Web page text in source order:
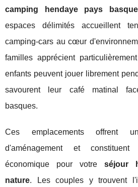
camping hendaye pays basque
espaces délimités accueillent
camping-cars au cœur
familles apprécient
enfants peuvent jouer librement
savourent leur café matinal
basques.
Ces emplacements offrent
d'aménagement et
économique pour votreséjour
nature. Les couples y trouvent